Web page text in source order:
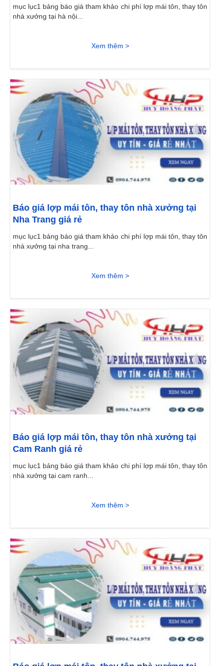
mục lục1 bảng báo giá tham khảo chi phí lợp mái tôn, thay tôn
nhà xưởng tại hà nội...
Xem thêm >
Báo giá lợp mái tôn, thay tôn nhà xưởng tại
Nha Trang giá rẻ
mục lục1 bảng báo giá tham khảo chi phí lợp mái tôn, thay tôn
nhà xưởng tại nha trang...
Xem thêm >
Báo giá lợp mái tôn, thay tôn nhà xưởng tại
Cam Ranh giá rẻ
mục lục1 bảng báo giá tham khảo chi phí lợp mái tôn, thay tôn
nhà xưởng tại cam ranh...
Xem thêm >